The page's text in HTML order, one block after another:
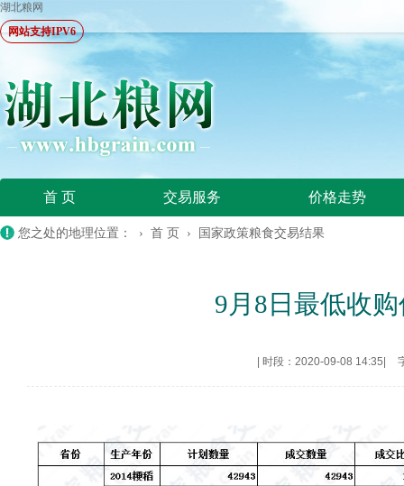
湖北粮网
网站支持IPV6
首 页 交易服务 价格走势
您之处的地理位置： › 首 页 › 国家政策粮食交易结果
9月8日最低收
时段：2020-09-08 14:35